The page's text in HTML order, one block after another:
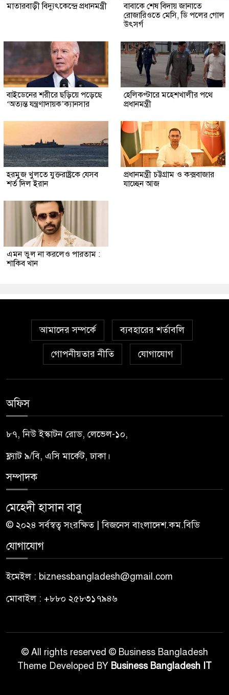
মাতারবাড়ী বিদ্যুৎকেন্দ্রে প্রধানমন্ত্রী
বাবাকে শেষ বিদায় জানাতে
রোজারিওতে মেসি, ডি পলের গোল
উৎসর্গ
বাইডেনের শরীরে ছড়িয়ে পড়েছে
‘অত্যন্ত যন্ত্রণাদায়ক’ক্যানসার
হেলিকপ্টারে মহেশখালীর পথে
প্রধানমন্ত্রী
হরমুজ খুলতে যুক্তরাষ্ট্রকে যেসব
শর্ত দিল ইরান
প্রধানমন্ত্রী চট্টগ্রাম ও কক্সবাজার
যাচ্ছেন আজ
এমন ভুল না করলেও পারতাম :
শাকিব খান
আমাদের সম্পর্কে ব্যবহারের শর্তাবলি
গোপনীয়তার নীতি যোগাযোগ
অফিস
৮৭, নিউ ইস্কাটন রোড, লেভেল-১০,
ফ্ল্যাট ৯/বি, এসি মার্কেট, ঢাকা।
সম্পাদক
মেহেদী হাসান বাবু
© ২০২৪ সর্বস্বত্ব সংরক্ষিত | বিজনেস বাংলাদেশ.কম.বিডি
যোগাযোগ
ইমেইল : biznessbangladesh@gmail.com
মোবাইল : +৮৮০ ২৫৮৩১৭৯৪৬
© All rights reserved © Business Bangladesh
Theme Developed BY Business Bangladesh IT